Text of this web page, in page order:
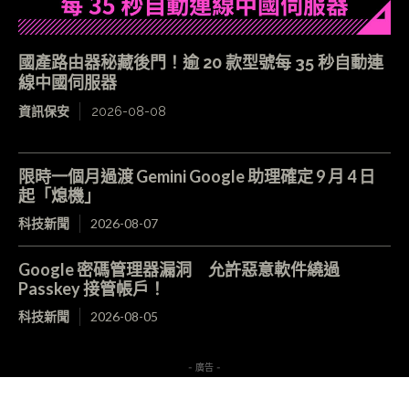
國產路由器秘藏後門！逾 20 款型號每 35 秒自動連
線中國伺服器
資訊保安 2026-08-08
限時一個月過渡 Gemini Google 助理確定 9 月 4 日
起「熄機」
科技新聞 2026-08-07
Google 密碼管理器漏洞 允許惡意軟件繞過
Passkey 接管帳戶！
科技新聞 2026-08-05
- 廣告 -